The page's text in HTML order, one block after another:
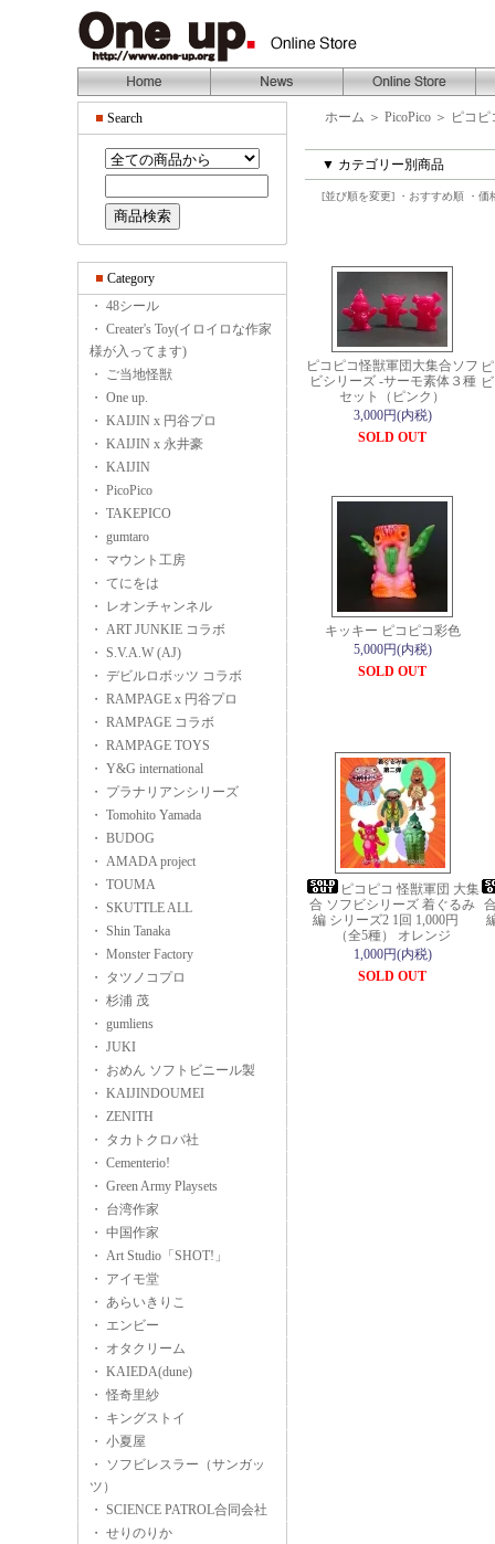
Search
Category
・ 48シール
・ Creater's Toy(イロイロな作家
様が入ってます)
・ ご当地怪獣
・ One up.
・ KAIJIN x 円谷プロ
・ KAIJIN x 永井豪
・ KAIJIN
・ PicoPico
・ TAKEPICO
・ gumtaro
・ マウント工房
・ てにをは
・ レオンチャンネル
・ ART JUNKIE コラボ
・ S.V.A.W (AJ)
・ デビルロボッツ コラボ
・ RAMPAGE x 円谷プロ
・ RAMPAGE コラボ
・ RAMPAGE TOYS
・ Y&G international
・ プラナリアンシリーズ
・ Tomohito Yamada
・ BUDOG
・ AMADA project
・ TOUMA
・ SKUTTLE ALL
・ Shin Tanaka
・ Monster Factory
・ タツノコプロ
・ 杉浦 茂
・ gumliens
・ JUKI
・ おめん ソフトビニール製
・ KAIJINDOUMEI
・ ZENITH
・ タカトクロバ社
・ Cementerio!
・ Green Army Playsets
・ 台湾作家
・ 中国作家
・ Art Studio「SHOT!」
・ アイモ堂
・ あらいきりこ
・ エンビー
・ オタクリーム
・ KAIEDA(dune)
・ 怪奇里紗
・ キングストイ
・ 小夏屋
・ ソフビレスラー（サンガッ
ツ）
・ SCIENCE PATROL合同会社
・ せりのりか
ホーム ＞ PicoPico ＞ ピコ
▼ カテゴリー別商品
[並び順を変更] ・おすすめ順 ・価
ピコピコ怪獣軍団大集合ソフ
ビシリーズ -サーモ素体３種
セット（ピンク）
3,000円(内税)
SOLD OUT
キッキー ピコピコ彩色
5,000円(内税)
SOLD OUT
ピコピコ 怪獣軍団 大集
合 ソフビシリーズ 着ぐるみ
編 シリーズ2 1回 1,000円
（全5種） オレンジ
1,000円(内税)
SOLD OUT